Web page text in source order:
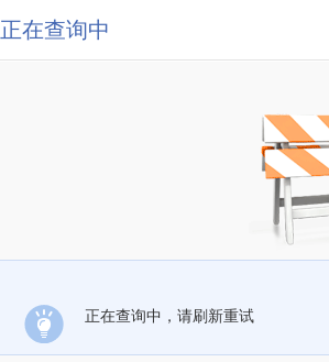
正在查询中
正在查询中，请刷新重试